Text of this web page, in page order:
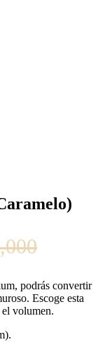
Original
was:
₡
podrás convertir
Escoge esta
volumen.